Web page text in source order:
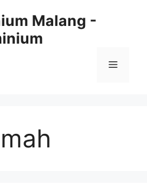
Malang -
Menu